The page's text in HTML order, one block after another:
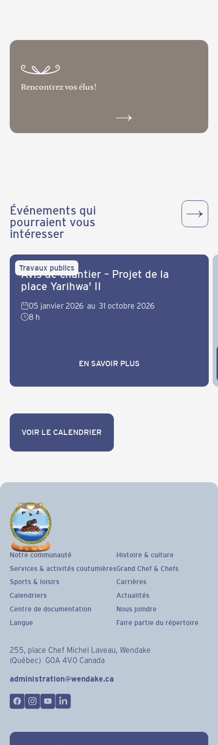
Rencontrez vos élus!
Événements qui
pourraient vous
intéresser
Travaux publics
Avis de chantier – Projet de la
place Yarihwa' II
05 janvier 2026 au 31 octobre 2026
8 h
EN SAVOIR PLUS
EN SAVOIR PLUS
VOIR LE CALENDRIER
VOIR LE CALENDRIER
255, place Chef Michel Laveau, Wendake
(Québec) G0A 4V0 Canada
administration@wendake.ca
Notre communauté
Services & activités coutumières
Sports & loisirs
Calendriers
Centre de documentation
Langue
Histoire & culture
Grand Chef & Chefs
Carrières
Actualités
Nous joindre
Faire partie du répertoire